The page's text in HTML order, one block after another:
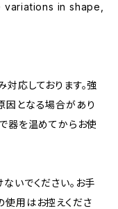
in shape,
応しております。強
因となる場合があり
器を温めてからお使
いでください。お手
使用はお控えくださ